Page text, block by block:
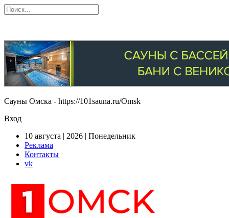
Сауны Омска - https://101sauna.ru/Omsk
Вход
10 августа | 2026 | Понедельник
Реклама
Контакты
vk